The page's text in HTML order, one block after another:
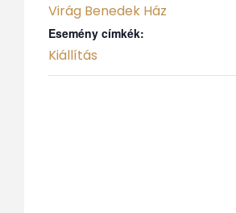
Virág Benedek Ház
Esemény címkék:
Kiállítás